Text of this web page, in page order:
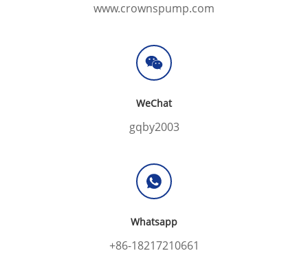
www.crownspump.com
WeChat
gqby2003
Whatsapp
+86-18217210661